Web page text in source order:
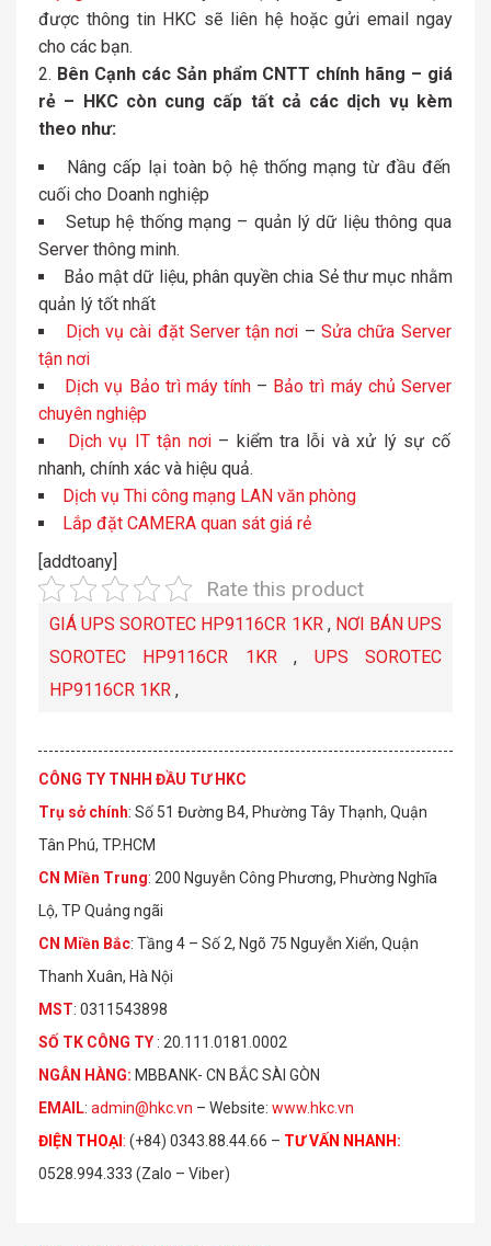
được thông tin HKC sẽ liên hệ hoặc gửi email ngay
cho các bạn.
Bên Cạnh các Sản phẩm CNTT chính hãng – giá
rẻ – HKC còn cung cấp tất cả các dịch vụ kèm
theo như:
Nâng cấp lại toàn bộ hệ thống mạng từ đầu đến
cuối cho Doanh nghiệp
Setup hệ thống mạng – quản lý dữ liệu thông qua
Server thông minh.
Bảo mật dữ liệu, phân quyền chia Sẻ thư mục nhằm
quản lý tốt nhất
Dịch vụ cài đặt Server tận nơi –Sửa chữa Server
tận nơi
Dịch vụ Bảo trì máy tính – Bảo trì máy chủ Server
chuyên nghiệp
Dịch vụ IT tận nơi – kiểm tra lỗi và xử lý sự cố
nhanh, chính xác và hiệu quả.
Dịch vụ Thi công mạng LAN văn phòng
Lắp đặt CAMERA quan sát giá rẻ
[addtoany]
Rate this product
GIÁ UPS SOROTEC HP9116CR 1KR , NƠI BÁN UPS
SOROTEC HP9116CR 1KR , UPS SOROTEC
HP9116CR 1KR ,
CÔNG TY TNHH ĐẦU TƯ HKC
Trụ sở chính: Số 51 Đường B4, Phường Tây Thạnh, Quận
Tân Phú, TP.HCM
CN Miền Trung: 200 Nguyễn Công Phương, Phường Nghĩa
Lộ, TP Quảng ngãi
CN Miền Bắc: Tầng 4 – Số 2, Ngõ 75 Nguyễn Xiển, Quận
Thanh Xuân, Hà Nội
MST: 0311543898
SỐ TK CÔ NG TY : 20.111.0181.0002
NGÂN HÀNG: MBBANK- CN BẮC SÀI GÒN
EMAIL: admin@hkc.vn – Website: www.hkc.vn
ĐIỆN THOẠI : (+84) 0343.88.44.66 – TƯ VẤN NHANH :
0528.994.333 (Zalo – Viber)